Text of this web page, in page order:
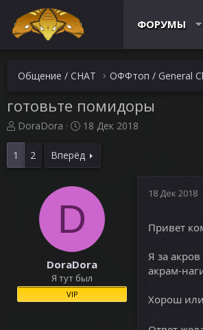
ФОРУМЫ
Общение / CHAT ОФФтоп / General
готовьте помидоры
А
о
DoraDora
Д
т
а
а
а
л
18 Дек 2018
1 2 Вперёд
D
DoraDora
Я тут был
VIP
18 Дек 2018
Привет
Я за
акрам-
Хорош